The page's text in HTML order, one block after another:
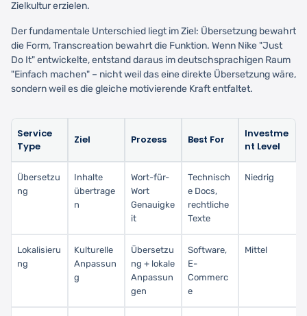
Zielkultur erzielen.
Der fundamentale Unterschied liegt im Ziel: Übersetzung bewahrt
die Form, Transcreation bewahrt die Funktion. Wenn Nike "Just
Do It" entwickelte, entstand daraus im deutschsprachigen Raum
"Einfach machen" – nicht weil das eine direkte Übersetzung wäre,
sondern weil es die gleiche motivierende Kraft entfaltet.
Service
Type
Ziel Prozess Best For
Investme
nt Level
Übersetzu
ng
Inhalte
übertrage
n
Wort-für-
Wort
Genauigke
it
Technisch
e Docs,
rechtliche
Texte
Niedrig
Lokalisieru
ng
Kulturelle
Anpassun
g
Übersetzu
ng + lokale
Anpassun
gen
Software,
E-
Commerc
e
Mittel